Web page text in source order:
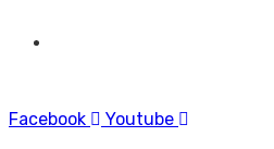
Facebook Youtube